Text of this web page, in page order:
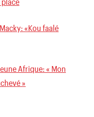
«Kou faalé
Afrique: « Mon
»